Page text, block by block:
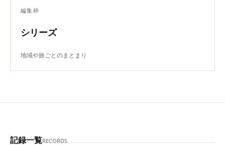
編集枠
シリーズ
地域や旅ごとのまとまり
記録一覧RECORDS